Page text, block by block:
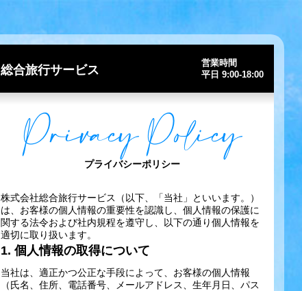
総合旅行サービス
営業時間
平日 9:00-18:00
Privacy Policy
プライバシーポリシー
株式会社総合旅行サービス（以下、「当社」といいます。）
は、お客様の個人情報の重要性を認識し、個人情報の保護に
関する法令および社内規程を遵守し、以下の通り個人情報を
適切に取り扱います。
1. 個人情報の取得について
当社は、適正かつ公正な手段によって、お客様の個人情報
（氏名、住所、電話番号、メールアドレス、生年月日、パス